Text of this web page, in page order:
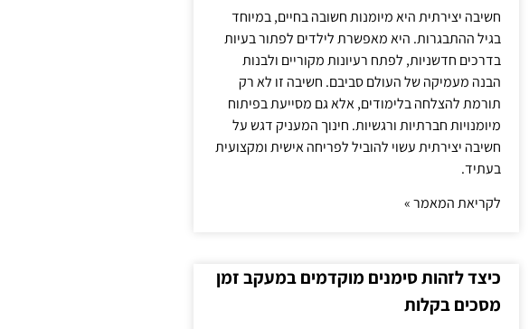
חשיבה יצירתית היא מיומנות חשובה בחיים, במיוחד
בגיל ההתבגרות. היא מאפשרת לילדים לפתור בעיות
בדרכים חדשניות, לפתח רעיונות מקוריים ולבנות
הבנה מעמיקה של העולם סביבם. חשיבה זו לא רק
תורמת להצלחה בלימודים, אלא גם מסייעת בפיתוח
מיומנויות חברתיות ורגשיות. חינוך המעניק דגש על
חשיבה יצירתית עשוי להוביל לפריחה אישית ומקצועית
בעתיד.
לקריאת המאמר »
כיצד לזהות סימנים מוקדמים במעקב זמן
מסכים בקלות